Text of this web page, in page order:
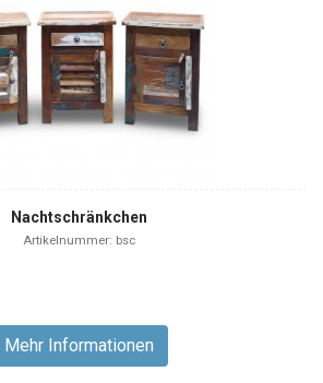
Nachtschränkchen
Artikelnummer: bsc
Mehr Informationen